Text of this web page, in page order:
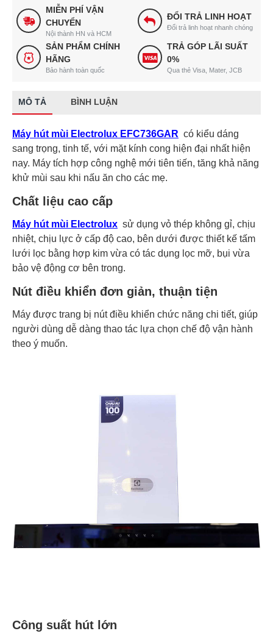
MIỄN PHÍ VẬN
CHUYỂN
Nội thành HN và HCM
ĐỔI TRẢ LINH HOẠT
Đổi trả linh hoạt nhanh chóng
SẢN PHẨM CHÍNH
HÃNG
Bảo hành toàn quốc
TRẢ GÓP LÃI SUẤT
0%
Qua thẻ Visa, Mater, JCB
MÔ TẢ BÌNH LUẬN
Máy hút mùi Electrolux EFC736GAR có kiểu dáng
sang trọng, tinh tế, với mặt kính cong hiện đại nhất hiện
nay. Máy tích hợp công nghệ mới tiên tiến, tăng khả năng
khử mùi sau khi nấu ăn cho các mẹ.
Chất liệu cao cấp
Máy hút mùi Electrolux sử dụng vỏ thép không gỉ, chịu
nhiệt, chịu lực ở cấp độ cao, bên dưới được thiết kế tấm
lưới lọc bằng hợp kim vừa có tác dụng lọc mỡ, bụi vừa
bảo vệ động cơ bên trong.
Nút điều khiển đơn giản, thuận tiện
Máy được trang bị nút điều khiển chức năng chi tiết, giúp
người dùng dễ dàng thao tác lựa chọn chế độ vận hành
theo ý muốn.
Công suất hút lớn